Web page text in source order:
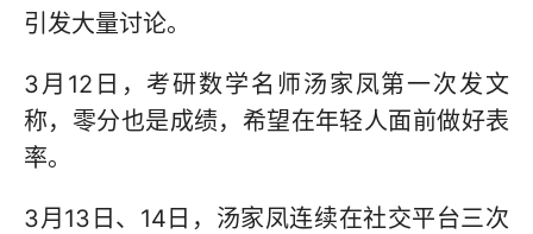
引发大量讨论。
3月12日，考研数学名师汤家凤第一次发文
称，零分也是成绩，希望在年轻人面前做好表
率。
3月13日、14日，汤家凤连续在社交平台三次